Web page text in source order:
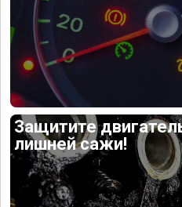
Защитите
лишней сажи!